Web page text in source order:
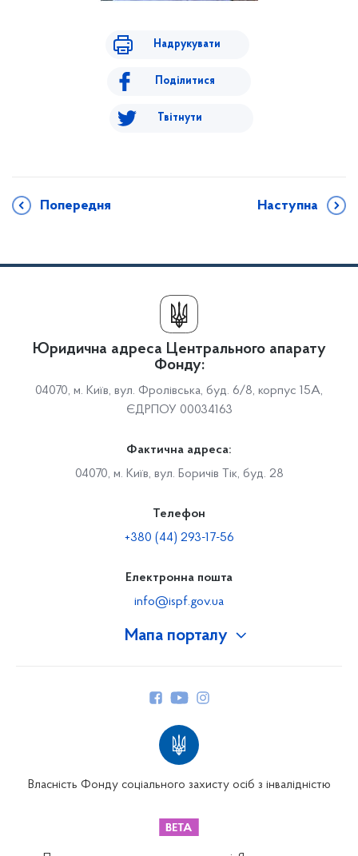
Надрукувати
Поділитися
Твітнути
Попередня Наступна
Мапа порталу
Юридична адреса Центрального апарату
Фонду:
04070, м. Київ, вул. Фролівська, буд. 6/8, корпус 15А,
ЄДРПОУ 00034163
Фактична адреса:
04070, м. Київ, вул. Боричів Тік, буд. 28
Телефон
+380 (44) 293-17-56
Електронна пошта
info@ispf.gov.ua
Власність Фонду соціального захисту осіб з інвалідністю